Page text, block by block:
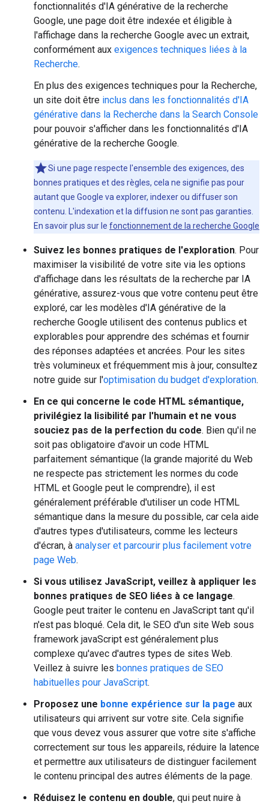
fonctionnalités d'IA générative de la recherche
Google, une page doit être indexée et éligible à
l'affichage dans la recherche Google avec un extrait,
conformément aux exigences techniques liées à la
Recherche.
En plus des exigences techniques pour la Recherche,
un site doit être inclus dans les fonctionnalités d'IA
générative dans la Recherche dans la Search Console
pour pouvoir s'afficher dans les fonctionnalités d'IA
générative de la recherche Google.
Si une page respecte l'ensemble des exigences, des
bonnes pratiques et des règles, cela ne signifie pas pour
autant que Google va explorer, indexer ou diffuser son
contenu. L'indexation et la diffusion ne sont pas garanties.
En savoir plus sur le fonctionnement de la recherche Google
Suivez les bonnes pratiques de l'exploration. Pour
maximiser la visibilité de votre site via les options
d'affichage dans les résultats de la recherche par IA
générative, assurez-vous que votre contenu peut être
exploré, car les modèles d'IA générative de la
recherche Google utilisent des contenus publics et
explorables pour apprendre des schémas et fournir
des réponses adaptées et ancrées. Pour les sites
très volumineux et fréquemment mis à jour, consultez
notre guide sur l'optimisation du budget d'exploration.
En ce qui concerne le code HTML sémantique,
privilégiez la lisibilité par l'humain et ne vous
souciez pas de la perfection du code. Bien qu'il ne
soit pas obligatoire d'avoir un code HTML
parfaitement sémantique (la grande majorité du Web
ne respecte pas strictement les normes du code
HTML et Google peut le comprendre), il est
généralement préférable d'utiliser un code HTML
sémantique dans la mesure du possible, car cela aide
d'autres types d'utilisateurs, comme les lecteurs
d'écran, à analyser et parcourir plus facilement votre
page Web.
Si vous utilisez JavaScript, veillez à appliquer les
bonnes pratiques de SEO liées à ce langage.
Google peut traiter le contenu en JavaScript tant qu'il
n'est pas bloqué. Cela dit, le SEO d'un site Web sous
framework javaScript est généralement plus
complexe qu'avec d'autres types de sites Web.
Veillez à suivre les bonnes pratiques de SEO
habituelles pour JavaScript.
Proposez une bonne expérience sur la page aux
utilisateurs qui arrivent sur votre site. Cela signifie
que vous devez vous assurer que votre site s'affiche
correctement sur tous les appareils, réduire la latence
et permettre aux utilisateurs de distinguer facilement
le contenu principal des autres éléments de la page.
Réduisez le contenu en double, qui peut nuire à